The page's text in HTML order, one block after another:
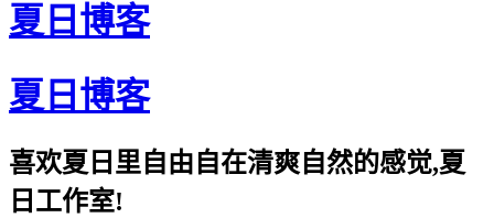
夏日博客
夏日博客
喜欢夏日里自由自在清爽自然的感觉,夏
日工作室!